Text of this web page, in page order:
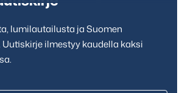
lumilautailusta ja Suomen
ilmestyy kaudella kaksi